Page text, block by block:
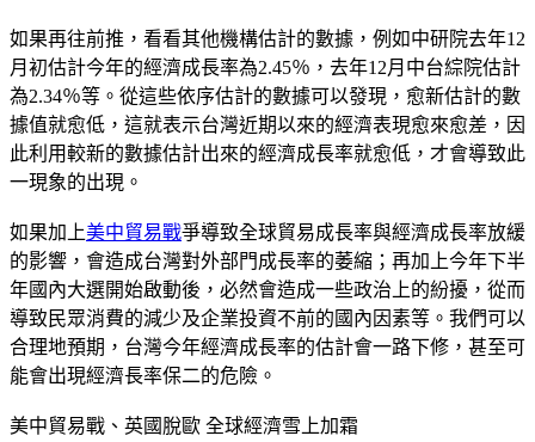
如果再往前推，看看其他機構估計的數據，例如中研院去年12
月初估計今年的經濟成長率為2.45％，去年12月中台綜院估計
為2.34％等。從這些依序估計的數據可以發現，愈新估計的數
據值就愈低，這就表示台灣近期以來的經濟表現愈來愈差，因
此利用較新的數據估計出來的經濟成長率就愈低，才會導致此
一現象的出現。
如果加上美中貿易戰爭導致全球貿易成長率與經濟成長率放緩
的影響，會造成台灣對外部門成長率的萎縮；再加上今年下半
年國內大選開始啟動後，必然會造成一些政治上的紛擾，從而
導致民眾消費的減少及企業投資不前的國內因素等。我們可以
合理地預期，台灣今年經濟成長率的估計會一路下修，甚至可
能會出現經濟長率保二的危險。
美中貿易戰、英國脫歐 全球經濟雪上加霜